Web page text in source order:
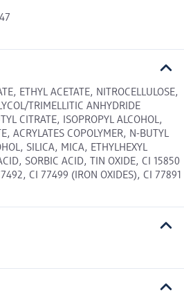
ETHYL ACETATE, NITROCELLULOSE,
TRIMELLITIC ANHYDRIDE
CITRATE, ISOPROPYL ALCOHOL,
ACRYLATES COPOLYMER, N-BUTYL
SILICA, MICA, ETHYLHEXYL
SORBIC ACID, TIN OXIDE, CI 15850
CI 77499 (IRON OXIDES), CI 77891